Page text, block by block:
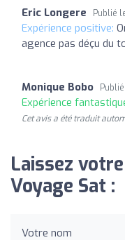
Eric Longere Publié
Expérience positive:
agence pas déçu du
Monique Bobo
Expérience
Cet avis a été traduit
Laissez
Voyage Sat :
Votre nom